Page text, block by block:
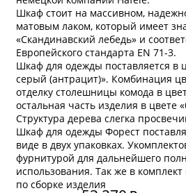
Шкаф стоит на массивном,
матовым лаком, который имеет
«Скандинавский лебедь» и
Европейского стандарта EN 71-3.
Шкаф для одежды поставляется в
серый (антрацит)». Комбинация
отделку столешницы комода в
остальная часть изделия в цвете
Структура дерева слегка
Шкаф для одежды Форест
виде в двух упаковках.
фурнитурой для дальнейшего
использования. Так же в
по сборке изделия
* обязательное поле